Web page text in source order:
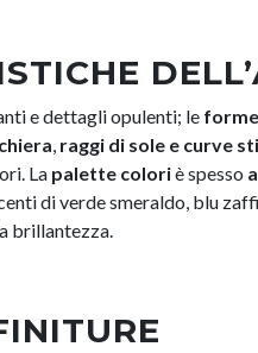
e dettagli opulenti; le
, raggi di sole e curve
La palette coloriè spesso
di verde smeraldo, blu
brillantezza.